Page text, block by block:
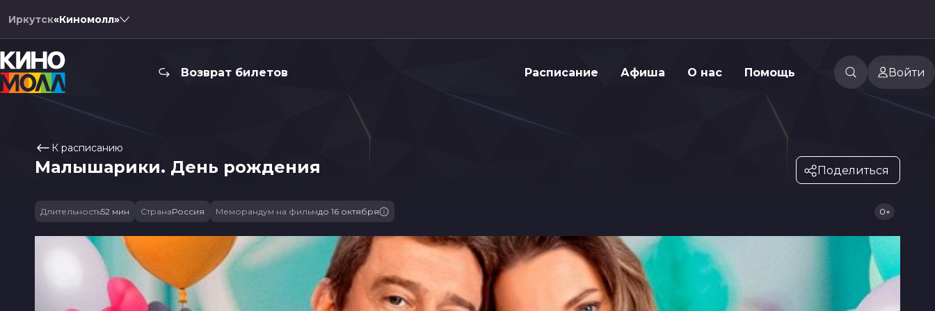
Иркутск«Киномолл»
Возврат билетов Расписание Афиша О нас Помощь Войти
К расписанию
Малышарики. День рождения Поделиться
Длительность52 мин СтранаРоссия Меморандум на фильмдо 16 октября 0+